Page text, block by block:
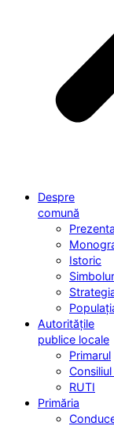
Despre
comună
Istoric
Autoritățile
publice locale
Primarul
RUTI
Primăria